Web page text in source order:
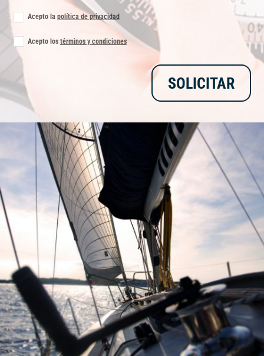
Acepto la política de privacidad
Acepto los términos y condiciones
SOLICITAR